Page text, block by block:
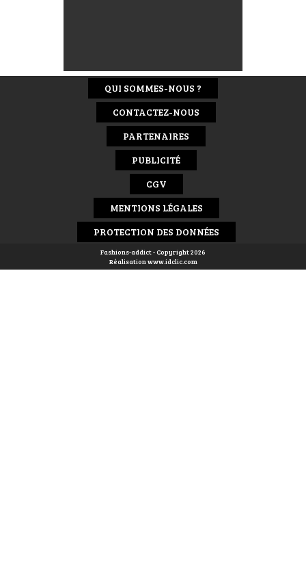
QUI SOMMES-NOUS ?
CONTACTEZ-NOUS
PARTENAIRES
PUBLICITÉ
CGV
MENTIONS LÉGALES
PROTECTION DES DONNÉES
Fashions-addict - Copyright 2026
Réalisationwww.idclic.com